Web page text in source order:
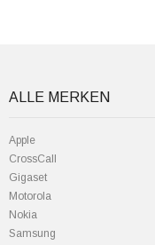
ALLE MERKEN
Apple
CrossCall
Gigaset
Motorola
Nokia
Samsung